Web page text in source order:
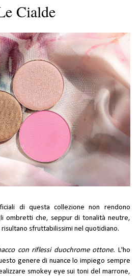
Cialde
di questa collezione non rendono
ombretti che, seppur di tonalità neutre,
sfruttabilissimi nel quotidiano.
con riflessi duochrome ottone. L'ho
genere di nuance lo impiego sempre
smokey eye sui toni del marrone,